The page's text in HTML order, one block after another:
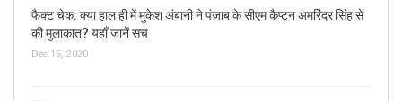
फैक्ट चेक: क्या हाल ही में मुकेश अंबानी ने पंजाब के सीएम कैप्टन अमरिंदर सिंह से
की मुलाकात? यहाँ जानें सच
Dec 15, 2020